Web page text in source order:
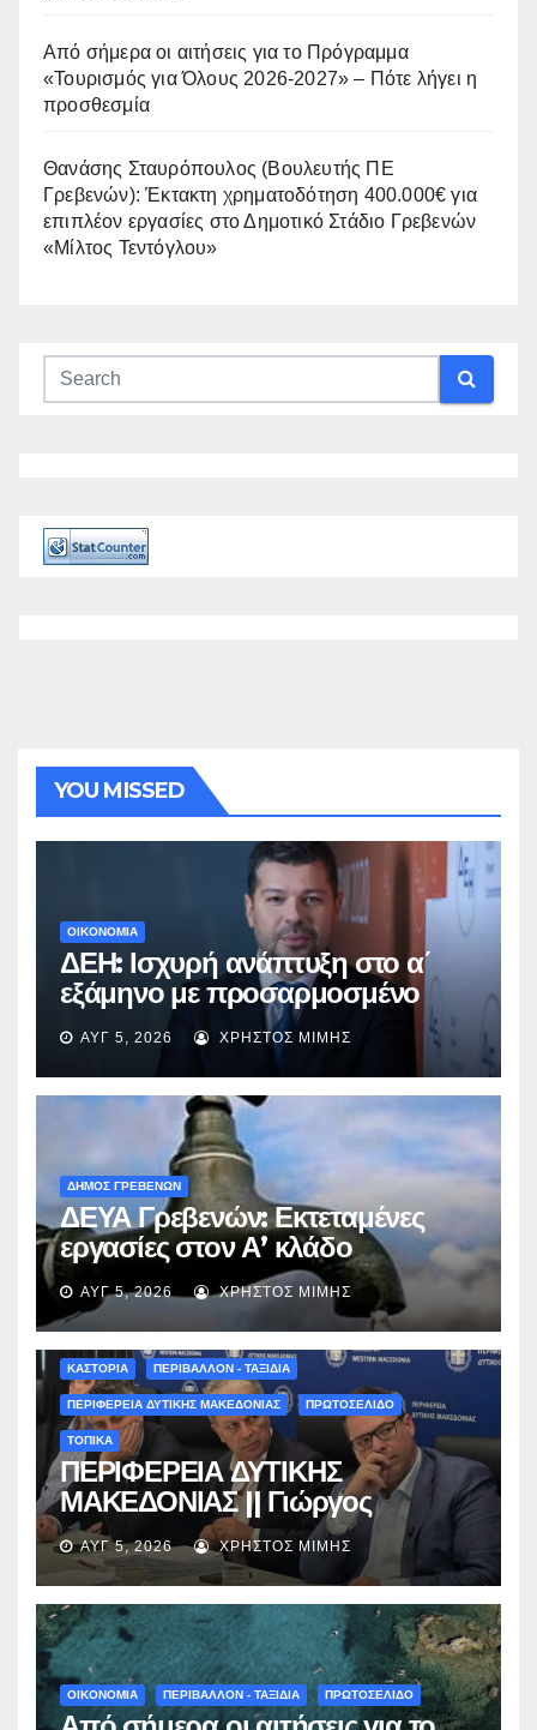
Από σήμερα οι αιτήσεις για το Πρόγραμμα
«Τουρισμός για Όλους 2026-2027» – Πότε λήγει η
προσθεσμία
Θανάσης Σταυρόπουλος (Βουλευτής ΠΕ
Γρεβενών): Έκτακτη χρηματοδότηση 400.000€ για
επιπλέον εργασίες στο Δημοτικό Στάδιο Γρεβενών
«Μίλτος Τεντόγλου»
YOU MISSED
ΟΙΚΟΝΟΜΙΑ
ΔΕΗ: Ισχυρή ανάπτυξη στο α΄
εξάμηνο με προσαρμοσμένο
EBITDA στα €1,2 δισ.
ΑΥΓ 5, 2026 ΧΡΉΣΤΟΣ ΜΊΜΗΣ
ΔΗΜΟΣ ΓΡΕΒΕΝΩΝ
ΔΕΥΑ Γρεβενών: Εκτεταμένες
εργασίες στον Α’ κλάδο
ύδρευσης – Ποιες περιοχές
επηρεάζονται την Πέμπτη
ΑΥΓ 5, 2026 ΧΡΉΣΤΟΣ ΜΊΜΗΣ
ΚΑΣΤΟΡΙΑ ΠΕΡΙΒΑΛΛΟΝ - ΤΑΞΙΔΙΑ
ΠΕΡΙΦΕΡΕΙΑ ΔΥΤΙΚΗΣ ΜΑΚΕΔΟΝΙΑΣ ΠΡΩΤΟΣΕΛΙΔΟ
ΤΟΠΙΚΑ
ΠΕΡΙΦΕΡΕΙΑ ΔΥΤΙΚΗΣ
ΜΑΚΕΔΟΝΙΑΣ || Γιώργος
Αμανατίδης για Φράγμα
Νεστορίου: «Η δέσμευσή μας
γίνεται πράξη με εξασφαλισμένη
χρηματοδότηση»
ΑΥΓ 5, 2026 ΧΡΉΣΤΟΣ ΜΊΜΗΣ
ΟΙΚΟΝΟΜΙΑ ΠΕΡΙΒΑΛΛΟΝ - ΤΑΞΙΔΙΑ ΠΡΩΤΟΣΕΛΙΔΟ